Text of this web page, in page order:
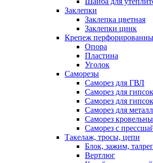
Заклепки
Заклепка цветная
Заклепки цинк
Крепеж
Опора
Пластина
Уголок
Саморезы
Саморез для ГВЛ
Саморез для
Саморез для
Саморез для
Саморез
Саморез с
Такелаж, тросы, цепи
Блок, зажим,
Вертлюг